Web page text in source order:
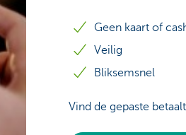
Geen kaart of
Veilig
Bliksemsnel
Vind de gepaste